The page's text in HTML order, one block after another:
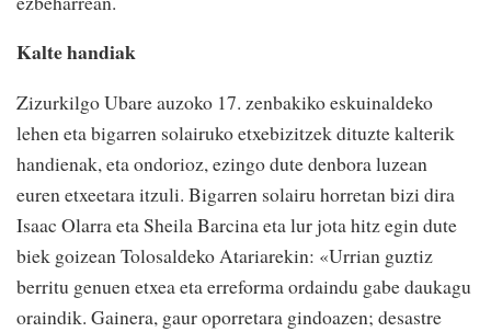
Kalte handiak
Zizurkilgo Ubare auzoko 17. zenbakiko eskuinaldeko
lehen eta bigarren solairuko etxebizitzek dituzte kalterik
handienak, eta ondorioz, ezingo dute denbora luzean
euren etxeetara itzuli. Bigarren solairu horretan bizi dira
Isaac Olarra eta Sheila Barcina eta lur jota hitz egin dute
biek goizean Tolosaldeko Atariarekin: «Urrian guztiz
berritu genuen etxea eta erreforma ordaindu gabe daukagu
oraindik. Gainera, gaur oporretara gindoazen; desastre